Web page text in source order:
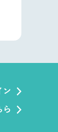
ン
ら